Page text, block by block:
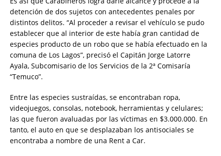
detención de dos sujetos con antecedentes penales por
distintos delitos. “Al proceder a revisar el vehículo se pudo
establecer que al interior de este había gran cantidad de
especies producto de un robo que se había efectuado en la
comuna de Los Lagos”, precisó el Capitán Jorge Latorre
Ayala, Subcomisario de los Servicios de la 2ª Comisaría
“Temuco”.
Entre las especies sustraídas, se encontraban ropa,
videojuegos, consolas, notebook, herramientas y celulares;
las que fueron avaluadas por las víctimas en $3.000.000. En
tanto, el auto en que se desplazaban los antisociales se
encontraba a nombre de una Rent a Car.